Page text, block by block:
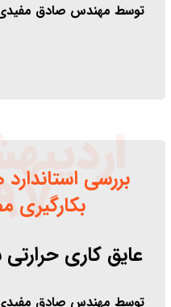
توسط مهندس صادق
بررسی
بکارگیری
عایق کاری
توسط مهندس صادق